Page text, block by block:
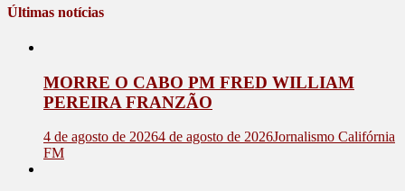
Últimas notícias
MORRE O CABO PM FRED WILLIAM
PEREIRA FRANZÃO
4 de agosto de 20264 de agosto de 2026Jornalismo Califórnia
FM